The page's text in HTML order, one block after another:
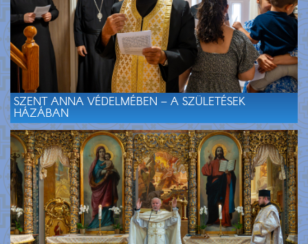
SZENT ANNA VÉDELMÉBEN – A SZÜLETÉSEK
HÁZÁBAN